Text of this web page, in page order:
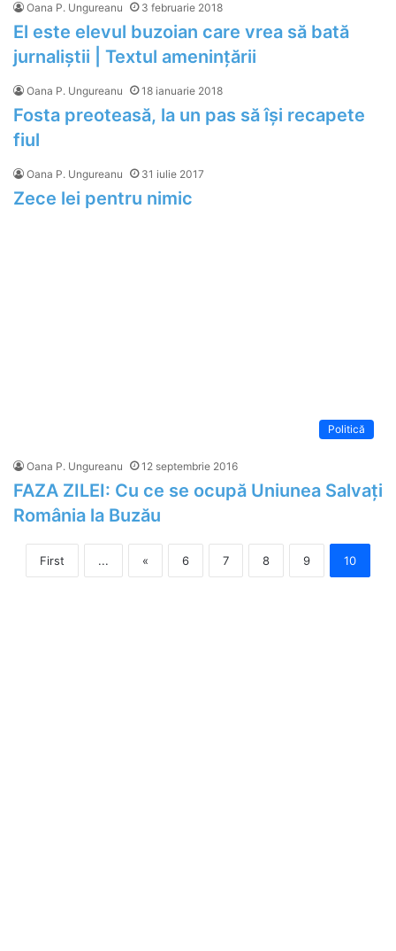
Oana P. Ungureanu 3 februarie 2018
El este elevul buzoian care vrea să bată
jurnaliștii | Textul amenințării
Oana P. Ungureanu 18 ianuarie 2018
Fosta preoteasă, la un pas să își recapete
fiul
Oana P. Ungureanu 31 iulie 2017
Zece lei pentru nimic
Politică
Oana P. Ungureanu 12 septembrie 2016
FAZA ZILEI: Cu ce se ocupă Uniunea Salvați
România la Buzău
First ... « 6 7 8 9 10